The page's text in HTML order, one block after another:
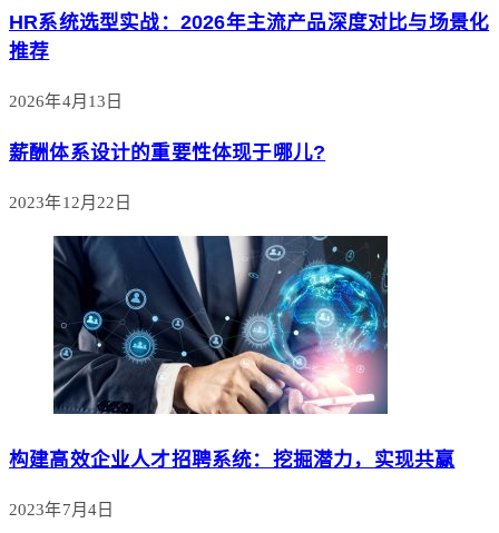
HR系统选型实战：2026年主流产品深度对比与场景化
推荐
2026年4月13日
薪酬体系设计的重要性体现于哪儿?
2023年12月22日
构建高效企业人才招聘系统：挖掘潜力，实现共赢
2023年7月4日